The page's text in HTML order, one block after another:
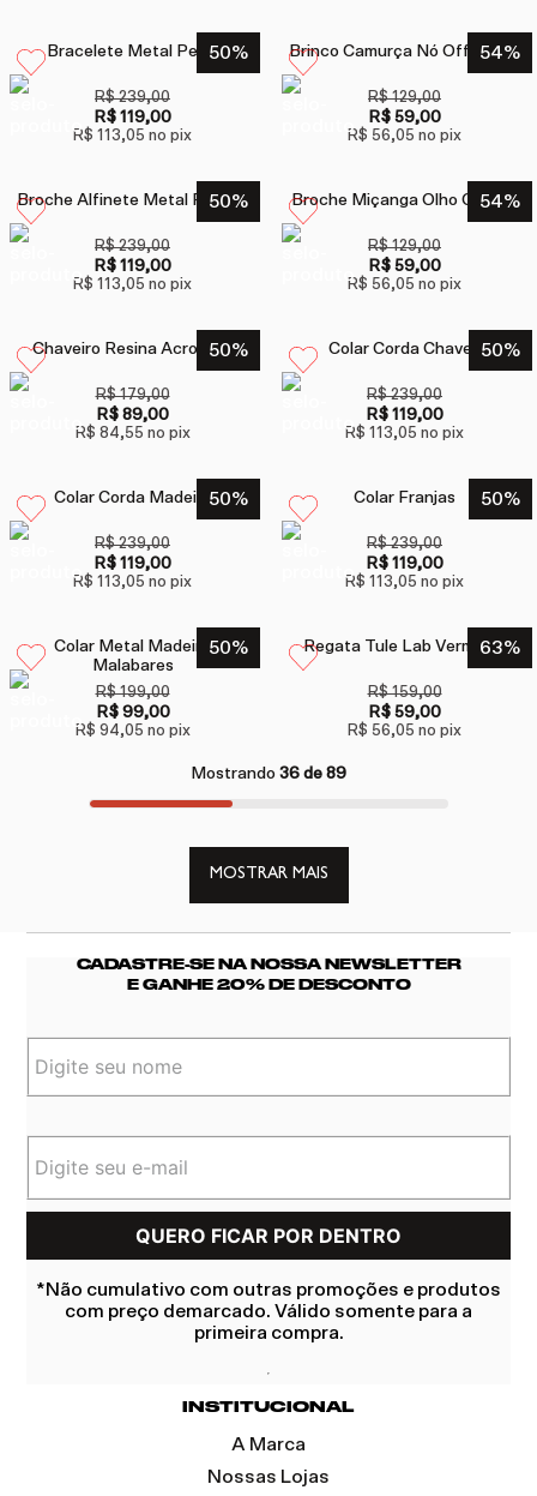
50%
Bracelete Metal Peixe
R$ 239,00
R$ 119,00
R$ 113,05 no pix
54%
Brinco Camurça Nó Off White
R$ 129,00
R$ 59,00
R$ 56,05 no pix
50%
Broche Alfinete Metal Franjas
R$ 239,00
R$ 119,00
R$ 113,05 no pix
54%
Broche Miçanga Olho Cantão
R$ 129,00
R$ 59,00
R$ 56,05 no pix
50%
Chaveiro Resina Acrobata
R$ 179,00
R$ 89,00
R$ 84,55 no pix
50%
Colar Corda Chaves
R$ 239,00
R$ 119,00
R$ 113,05 no pix
50%
Colar Corda Madeira
R$ 239,00
R$ 119,00
R$ 113,05 no pix
50%
Colar Franjas
R$ 239,00
R$ 119,00
R$ 113,05 no pix
50%
Colar Metal Madeira
Malabares
R$ 199,00
R$ 99,00
R$ 94,05 no pix
63%
Regata Tule Lab Vermelho
R$ 159,00
R$ 59,00
R$ 56,05 no pix
Mostrando 36 de 89
MOSTRAR MAIS
CADASTRE-SE NA NOSSA NEWSLETTER
E GANHE 20% DE DESCONTO
*Não cumulativo com outras promoções e produtos
com preço demarcado. Válido somente para a
primeira compra.
INSTITUCIONAL
A Marca
Nossas Lojas